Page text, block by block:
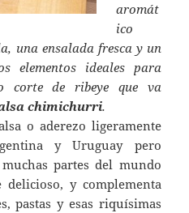
aromát
ico
una ensalada fresca y un
elementos ideales para
corte de ribeye que va
chimichurri.
o aderezo ligeramente
y Uruguay pero
partes del mundo
delicioso, y complementa
pastas y esas riquísimas